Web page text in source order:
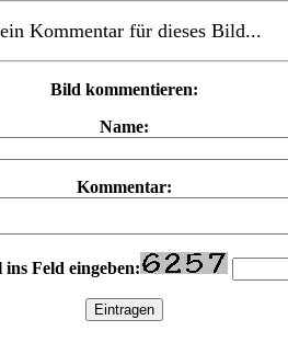
Kommentar für dieses Bild...
Bild kommentieren:
Name:
Kommentar:
Feld eingeben: